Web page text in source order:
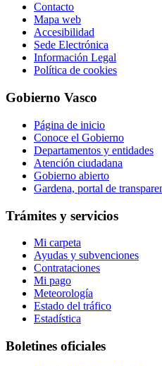
Contacto
Mapa web
Accesibilidad
Sede Electrónica
Información Legal
Política de cookies
Gobierno Vasco
Página de inicio
Conoce el Gobierno
Departamentos y entidades
Atención ciudadana
Gobierno abierto
Gardena, portal de
Trámites y servicios
Mi carpeta
Ayudas y subvenciones
Contrataciones
Mi pago
Meteorología
Estado del tráfico
Estadística
Boletines oficiales